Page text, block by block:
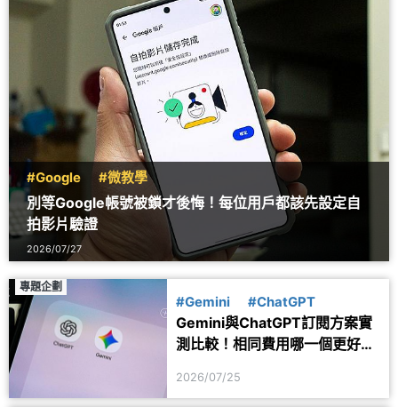
#Google #微教學
別等Google帳號被鎖才後悔！每位用戶都該先設定自
拍影片驗證
2026/07/27
專題企劃
#Gemini #ChatGPT
Gemini與ChatGPT訂閱方案實
測比較！相同費用哪一個更好
2026/07/25